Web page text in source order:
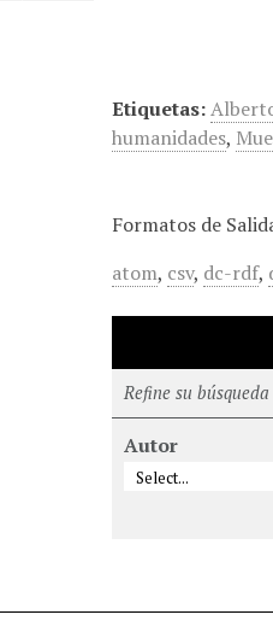
Etiquetas:
humanidades,
Formatos de
atom, csv, dc-rdf,
Refine su
Autor